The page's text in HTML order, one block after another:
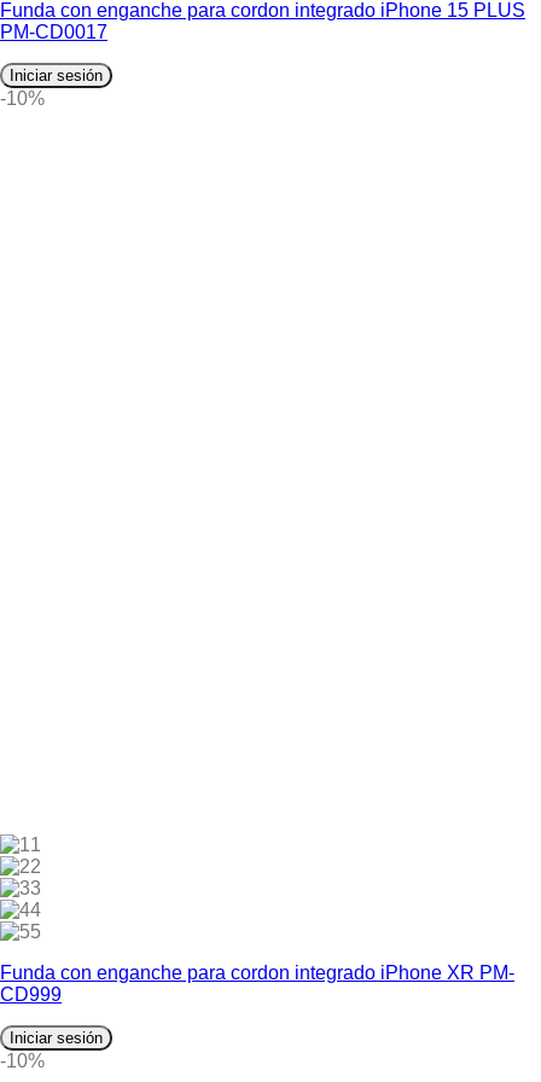
Funda con enganche para cordon integrado iPhone 15 PLUS
PM-CD0017
Iniciar sesión
-10%
1
2
3
4
5
Funda con enganche para cordon integrado iPhone XR PM-
CD999
Iniciar sesión
-10%